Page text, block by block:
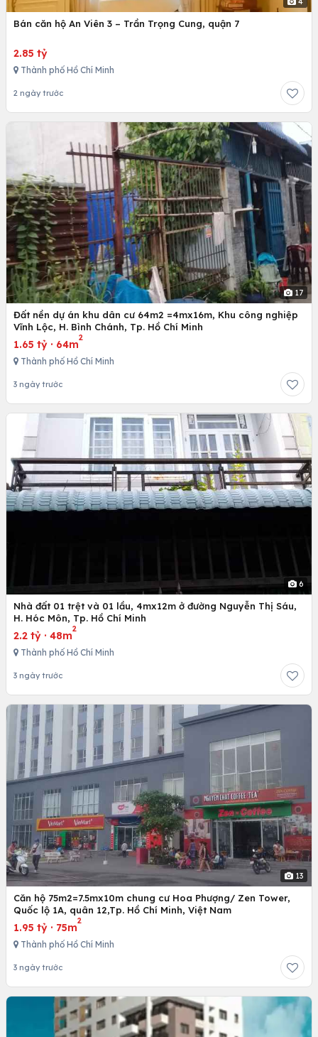
Bán căn hộ An Viên 3 – Trần Trọng Cung, quận 7
2.85 tỷ
Thành phố Hồ Chí Minh
2 ngày trước
17
Đất nền dự án khu dân cư 64m2 =4mx16m, Khu công nghiệp
Vĩnh Lộc, H. Bình Chánh, Tp. Hồ Chí Minh
1.65 tỷ · 64m
2
Thành phố Hồ Chí Minh
3 ngày trước
6
Nhà đất 01 trệt và 01 lầu, 4mx12m ở đường Nguyễn Thị Sáu,
H. Hóc Môn, Tp. Hồ Chí Minh
2.2 tỷ · 48m
2
Thành phố Hồ Chí Minh
3 ngày trước
13
Căn hộ 75m2=7.5mx10m chung cư Hoa Phượng/ Zen Tower,
Quốc lộ 1A, quân 12,Tp. Hồ Chí Minh, Việt Nam
1.95 tỷ · 75m
2
Thành phố Hồ Chí Minh
3 ngày trước